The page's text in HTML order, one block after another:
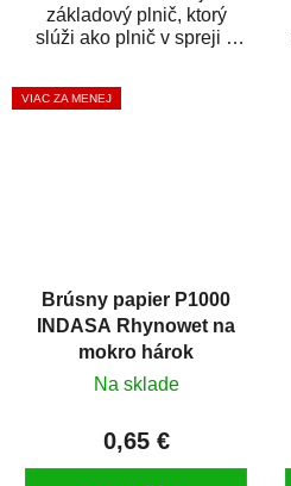
základový plnič, ktorý
slúži ako plnič v spreji a
zároveň. HB BODY...
VIAC ZA MENEJ
Brúsny papier P1000
INDASA Rhynowet na
mokro hárok
Na sklade
0,65 €